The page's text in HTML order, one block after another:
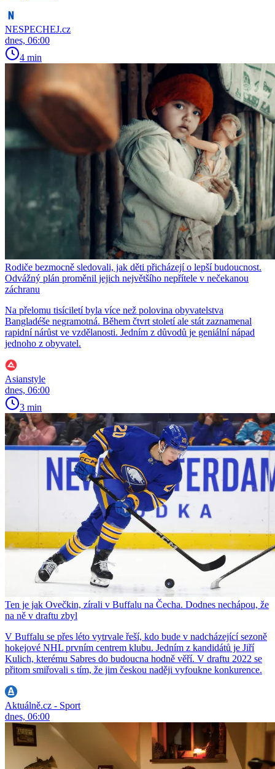
NESPECHEJ.cz
dnes, 06:00
4 min
Rodiče bezmocně sledovali, jak děti přicházejí o lepší budoucnost.
Odvážný plán proměnil jejich největšího nepřítele v nečekanou
záchranu
Na přelomu tisíciletí byla více než polovina obyvatelstva
Bangladéše negramotná. Během čtvrt století ale stát zaznamenal
rapidní nárůst ve vzdělanosti. Jedním z důvodů je geniální nápad
jednoho z obyvatel.
Asianstyle
dnes, 06:00
3 min
Ten je jak Ovečkin, zírali v Buffalu na Čecha. Dodnes nechápou, že
na ně v draftu zbyl
V Buffalu se přes léto vytrvale řeší, kdo bude v nadcházející sezoně
hokejové NHL prvním centrem klubu. Jedním z kandidátů je Jiří
Kulich, kterému Sabres do budoucna hodně věří. V draftu 2022 se
přitom smiřovali s tím, že jim českou naději vyfoukne konkurence.
Aktuálně.cz - Sport
dnes, 06:00